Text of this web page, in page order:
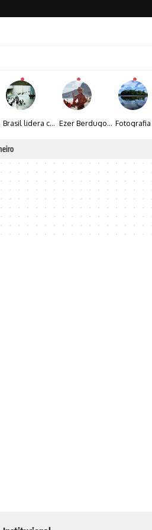
Brasil lidera crescimento entre os 15 maiores mercados globais de viagens corporativas Ezer Berdugo transforma experiências multiculturais e memórias em narrativas visuais por meio da fotografia
para ampliar oportunidades na zona sul